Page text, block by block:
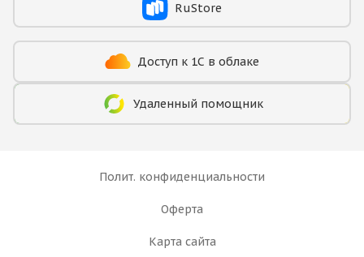
Доступ к 1С в облаке
Удаленный помощник
RuStore
Полит. конфиденциальности
Оферта
Карта сайта